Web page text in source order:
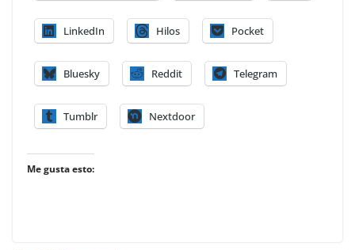
LinkedIn Hilos Pocket
Bluesky Reddit Telegram
Tumblr Nextdoor
Me gusta esto: